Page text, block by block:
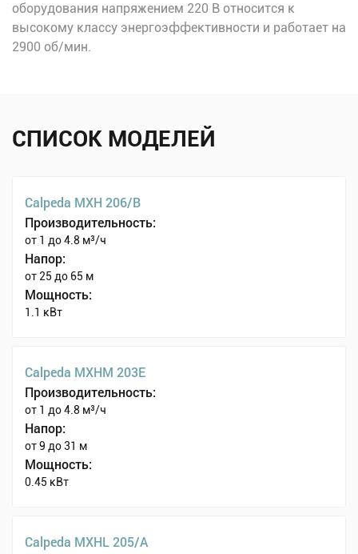
оборудования напряжением 220 В относится к
высокому классу энергоэффективности и работает на
2900 об/мин.
СПИСОК МОДЕЛЕЙ
Calpeda MXH 206/B
Производительность:
от 1 до 4.8 м³/ч
Напор:
от 25 до 65 м
Мощность:
1.1 кВт
Calpeda MXHM 203E
Производительность:
от 1 до 4.8 м³/ч
Напор:
от 9 до 31 м
Мощность:
0.45 кВт
Calpeda MXHL 205/A